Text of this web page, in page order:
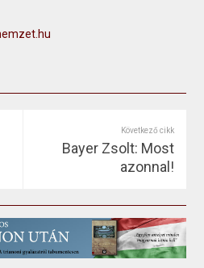
Következő cikk
Bayer Zsolt: Most
azonnal!